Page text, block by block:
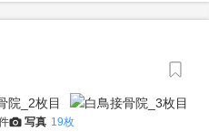
写真 19枚